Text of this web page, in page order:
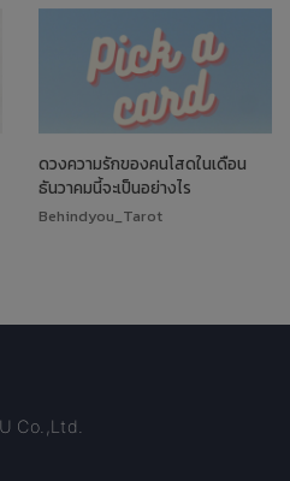
ดวงความรักของคนโสดในเดือน
ธันวาคมนี้จะเป็นอย่างไร
Behindyou_Tarot
Co.,Ltd.